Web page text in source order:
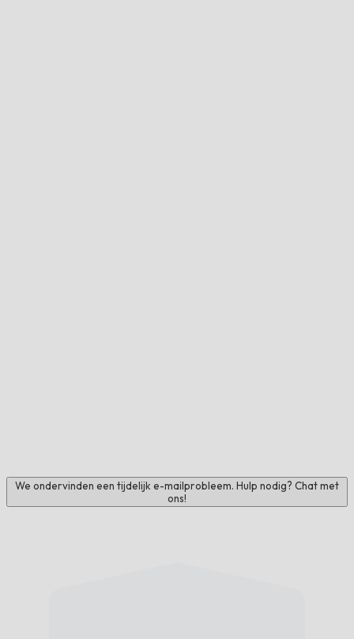
We ondervinden een tijdelijk e-mailprobleem. Hulp nodig? Chat met
ons!